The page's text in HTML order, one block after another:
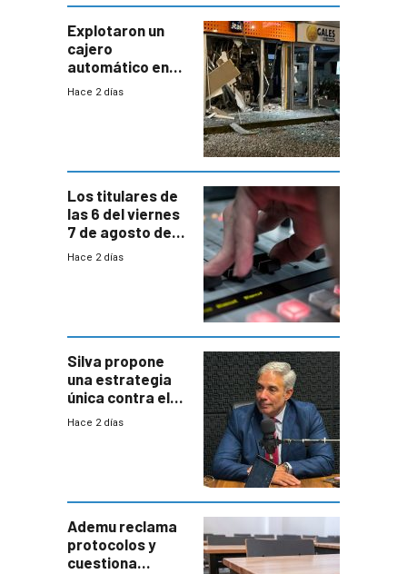
con mayor
miedo”
Explotaron un
cajero
automático en
Parque Miramar;
Hace 2 días
Los titulares de
las 6 del viernes
7 de agosto de
2026
Hace 2 días
Silva propone
una estrategia
única contra el
narcotráfico y
Hace 2 días
Ademu reclama
protocolos y
cuestiona